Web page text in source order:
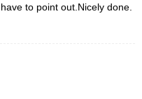
to point out.Nicely done.